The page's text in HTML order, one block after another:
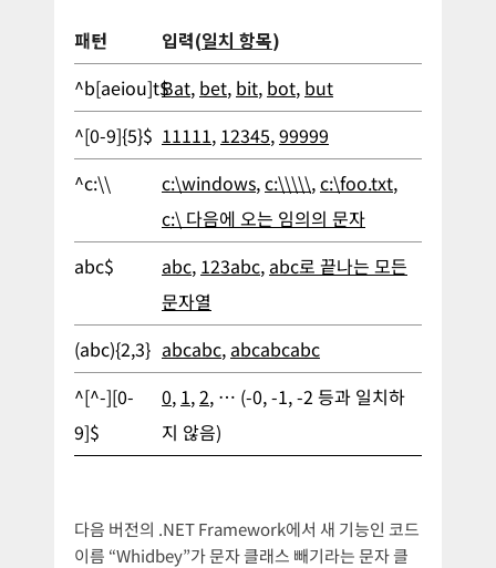
패턴 입력(일치 항목)
^b[aeiou]t$Bat, bet, bit, bot, but
^[0-9]{5}$ 11111, 12345,99999
^c:\\
c:\windows,c:\\\\\,c:\foo.txt,
c:\ 다음에 오는 임의의 문자
abc$
abc, 123abc, abc로 끝나는 모든
문자열
(abc){2,3} abcabc, abcabcabc
^[^-][0-
9]$
0, 1,2, … (-0, -1, -2 등과 일치하
지 않음)
다음 버전의 .NET Framework에서 새 기능인 코드
이름 “Whidbey”가 문자 클래스 빼기라는 문자 클